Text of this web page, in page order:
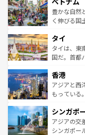
照してほし
き、地方に
できる。そ
まで、さま
リティに包
覧を参照し
豊かな自然
く伸びる国
急速な発展
ーチミン市
醸し出して
とつ。フォ
ひ現地で味
が旅行者を
参照してほ
タイ
タイは、東
国だ。首都
の活気が交
帯で自然と
いビーチで
激する。気
が待ってい
た文化、そ
香港
アジアと西
もっている
み、どこを
ており、効
うな絶景か
シンガポ
アジアの交
シンガポー